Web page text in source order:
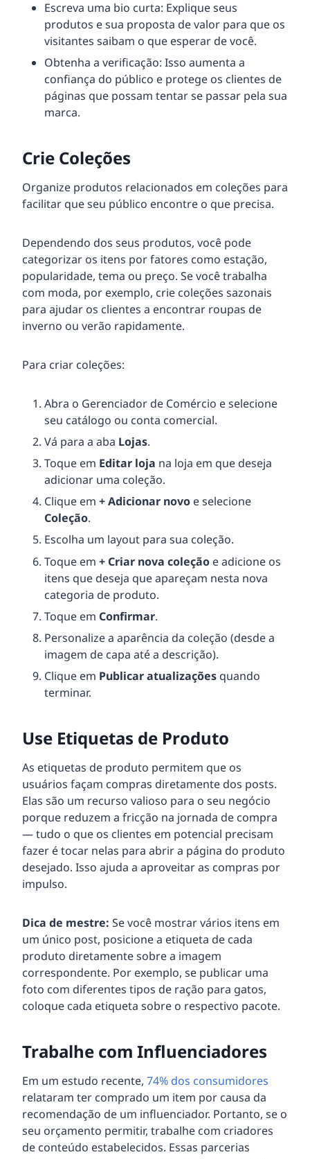
Escreva uma bio curta: Explique seus
produtos e sua proposta de valor para que os
visitantes saibam o que esperar de você.
Obtenha a verificação: Isso aumenta a
confiança do público e protege os clientes de
páginas que possam tentar se passar pela sua
marca.
Crie Coleções
Organize produtos relacionados em coleções para
facilitar que seu público encontre o que precisa.
Dependendo dos seus produtos, você pode
categorizar os itens por fatores como estação,
popularidade, tema ou preço. Se você trabalha
com moda, por exemplo, crie coleções sazonais
para ajudar os clientes a encontrar roupas de
inverno ou verão rapidamente.
Para criar coleções:
Abra o Gerenciador de Comércio e selecione
seu catálogo ou conta comercial.
Vá para a aba Lojas.
Toque em Editar loja na loja em que deseja
adicionar uma coleção.
Clique em + Adicionar novo e selecione
Coleção.
Escolha um layout para sua coleção.
Toque em + Criar nova coleção e adicione os
itens que deseja que apareçam nesta nova
categoria de produto.
Toque em Confirmar.
Personalize a aparência da coleção (desde a
imagem de capa até a descrição).
Clique em Publicar atualizações quando
terminar.
Use Etiquetas de Produto
As etiquetas de produto permitem que os
usuários façam compras diretamente dos posts.
Elas são um recurso valioso para o seu negócio
porque reduzem a fricção na jornada de compra
— tudo o que os clientes em potencial precisam
fazer é tocar nelas para abrir a página do produto
desejado. Isso ajuda a aproveitar as compras por
impulso.
Dica de mestre: Se você mostrar vários itens em
um único post, posicione a etiqueta de cada
produto diretamente sobre a imagem
correspondente. Por exemplo, se publicar uma
foto com diferentes tipos de ração para gatos,
coloque cada etiqueta sobre o respectivo pacote.
Trabalhe com Influenciadores
Em um estudo recente, 74% dos consumidores
relataram ter comprado um item por causa da
recomendação de um influenciador. Portanto, se o
seu orçamento permitir, trabalhe com criadores
de conteúdo estabelecidos. Essas parcerias